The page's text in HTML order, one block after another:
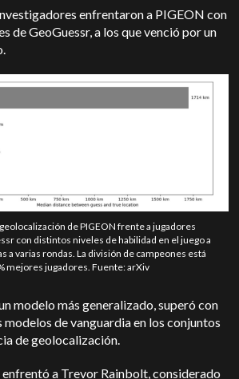
enfrentaron a PIGEON con
de GeoGuessr, a los que venció por un
de PIGEON frente a jugadores
con distintos niveles de habilidad en el juego a
a varias rondas. La división de campeones está
mejores jugadores. Fuente: arXiv
modelo más generalizado, superó con
modelos de vanguardia en los conjuntos
de geolocalización.
a Trevor Rainbolt, considerado